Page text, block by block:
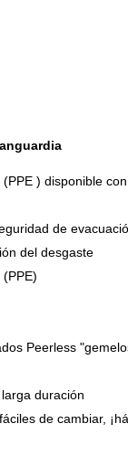
(PPE) disponible
de
del desgaste
Peerless
duración
de cambiar,